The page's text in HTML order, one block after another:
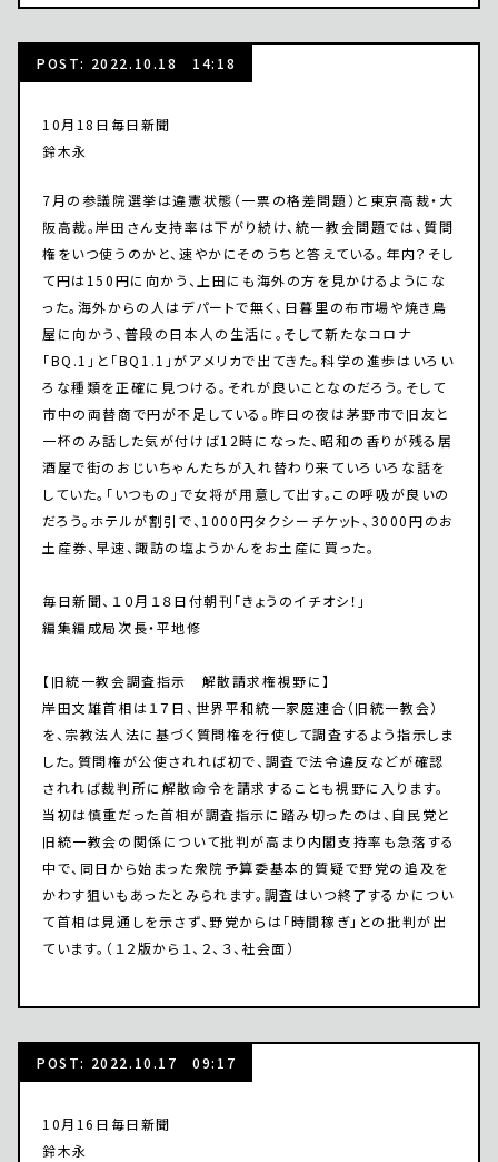
POST: 2022.10.18 14:18
10月18日毎日新聞
鈴木永
7月の参議院選挙は違憲状態（一票の格差問題）と東京高裁・大
阪高裁。岸田さん支持率は下がり続け、統一教会問題では、質問
権をいつ使うのかと、速やかにそのうちと答えている。年内？そし
て円は150円に向かう、上田にも海外の方を見かけるようにな
った。海外からの人はデパートで無く、日暮里の布市場や焼き鳥
屋に向かう、普段の日本人の生活に。そして新たなコロナ
「BQ.1」と「BQ1.1」がアメリカで出てきた。科学の進歩はいろい
ろな種類を正確に見つける。それが良いことなのだろう。そして
市中の両替商で円が不足している。昨日の夜は茅野市で旧友と
一杯のみ話した気が付けば12時になった、昭和の香りが残る居
酒屋で街のおじいちゃんたちが入れ替わり来ていろいろな話を
していた。「いつもの」で女将が用意して出す。この呼吸が良いの
だろう。ホテルが割引で、1000円タクシーチケット、3000円のお
土産券、早速、諏訪の塩ようかんをお土産に買った。
毎日新聞、１０月１８日付朝刊「きょうのイチオシ！」
編集編成局次長・平地修
【旧統一教会調査指示 解散請求権視野に】
岸田文雄首相は１７日、世界平和統一家庭連合（旧統一教会）
を、宗教法人法に基づく質問権を行使して調査するよう指示しま
した。質問権が公使されれば初で、調査で法令違反などが確認
されれば裁判所に解散命令を請求することも視野に入ります。
当初は慎重だった首相が調査指示に踏み切ったのは、自民党と
旧統一教会の関係について批判が高まり内閣支持率も急落する
中で、同日から始まった衆院予算委基本的質疑で野党の追及を
かわす狙いもあったとみられます。調査はいつ終了するかについ
て首相は見通しを示さず、野党からは「時間稼ぎ」との批判が出
ています。（１２版から１、２、３、社会面）
POST: 2022.10.17 09:17
10月16日毎日新聞
鈴木永